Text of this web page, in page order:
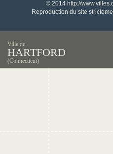
© 2014 http://
Reproduction du site
Ville de
HARTFORD
(Connecticut)